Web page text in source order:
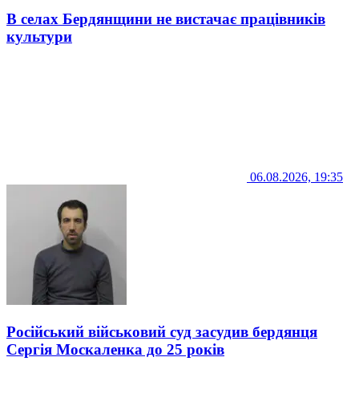
В селах Бердянщини не вистачає працівників
культури
06.08.2026, 19:35
Російський військовий суд засудив бердянця
Сергія Москаленка до 25 років